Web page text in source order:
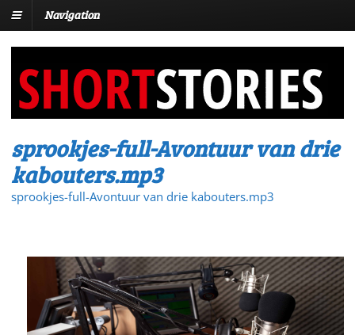
Navigation
sprookjes-full-Avontuur van drie
kabouters.mp3
sprookjes-full-Avontuur van drie kabouters.mp3